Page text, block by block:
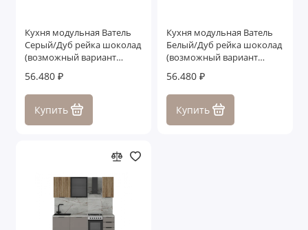
Кухня модульная Ватель
Серый/Дуб рейка шоколад
(возможный вариант
56.480 ₽
Купить
Кухня модульная Ватель
Белый/Дуб рейка шоколад
(возможный вариант
56.480 ₽
Купить